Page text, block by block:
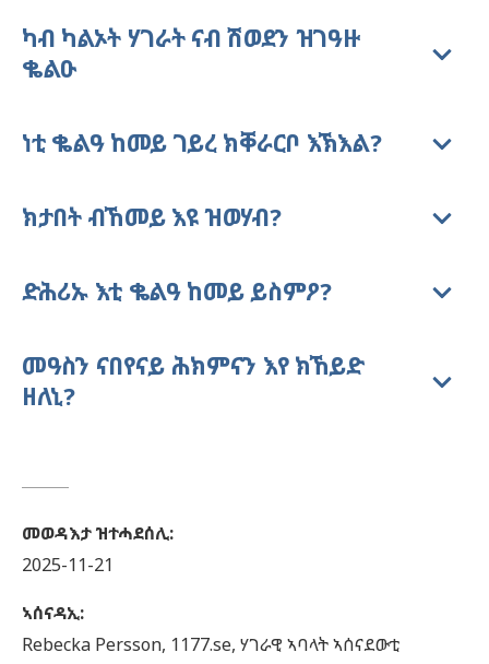
ካብ ካልኦት ሃገራት ናብ ሽወደን ዝገዓዙ
ቈልዑ
ነቲ ቈልዓ ከመይ ገይረ ክቐራርቦ እኽእል?
ክታበት ብኸመይ እዩ ዝወሃብ?
ድሕሪኡ እቲ ቈልዓ ከመይ ይስምዖ?
መዓስን ናበየናይ ሕክምናን እየ ክኸይድ
ዘለኒ?
መወዳእታ ዝተሓደሰሊ:
2025-11-21
ኣሰናዳኢ:
Rebecka Persson, 1177.se, ሃገራዊ ኣባላት ኣሰናደውቲ